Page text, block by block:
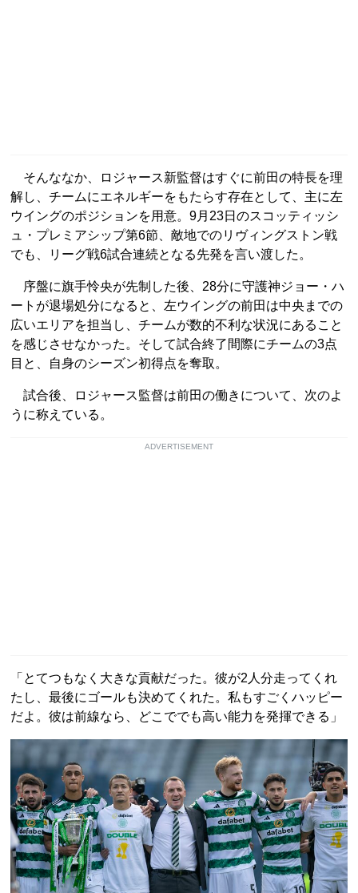
そんななか、ロジャース新監督はすぐに前田の特長を理
解し、チームにエネルギーをもたらす存在として、主に左
ウイングのポジションを用意。9月23日のスコッティッシ
ュ・プレミアシップ第6節、敵地でのリヴィングストン戦
でも、リーグ戦6試合連続となる先発を言い渡した。
序盤に旗手怜央が先制した後、28分に守護神ジョー・ハ
ートが退場処分になると、左ウイングの前田は中央までの
広いエリアを担当し、チームが数的不利な状況にあること
を感じさせなかった。そして試合終了間際にチームの3点
目と、自身のシーズン初得点を奪取。
試合後、ロジャース監督は前田の働きについて、次のよ
うに称えている。
ADVERTISEMENT
「とてつもなく大きな貢献だった。彼が2人分走ってくれ
たし、最後にゴールも決めてくれた。私もすごくハッピー
だよ。彼は前線なら、どこででも高い能力を発揮できる」